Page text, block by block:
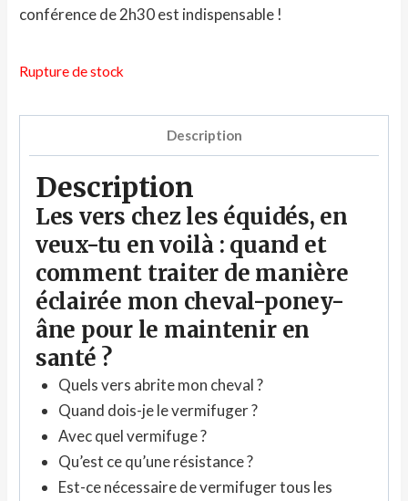
conférence de 2h30 est indispensable !
Rupture de stock
Description
Description
Les vers chez les équidés, en
veux-tu en voilà : quand et
comment traiter de manière
éclairée mon cheval-poney-
âne pour le maintenir en
santé ?
Quels vers abrite mon cheval ?
Quand dois-je le vermifuger ?
Avec quel vermifuge ?
Qu’est ce qu’une résistance ?
Est-ce nécessaire de vermifuger tous les